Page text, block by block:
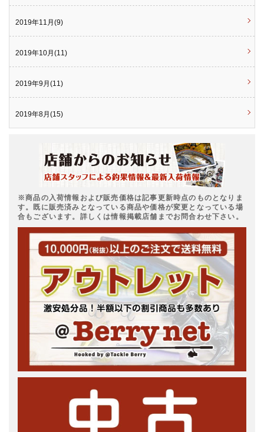
2019年11月(9)
2019年10月(11)
2019年9月(11)
2019年8月(15)
※商品の入荷情報および販売価格は記事更新時点のものとなりま
す。既に販売済みとなっている商品や価格が変更となっている場
合もございます。詳しくは情報掲載店舗までお問合わせ下さい。